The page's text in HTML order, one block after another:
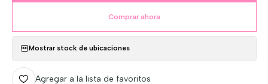
Comprar ahora
Mostrar stock de ubicaciones
Agregar a la lista de favoritos